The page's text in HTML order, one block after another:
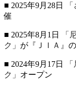
■ 2025年9月28日
催
■ 2025年8月1日
「
ク」 が 『ＪＩＡ』
■ 2024年9月17日
ク」 オープン